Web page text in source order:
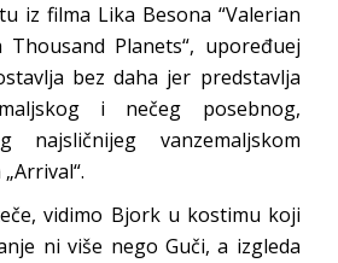
iz filma Lika Besona “Valerian
Planets“, upoređuej
bez daha jer predstavlja
i nečeg posebnog,
najsličnijeg vanzemaljskom
vidimo Bjork u kostimu koji
ni više nego Guči, a izgleda